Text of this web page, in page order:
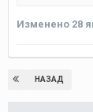
Изменено 28
НАЗАД